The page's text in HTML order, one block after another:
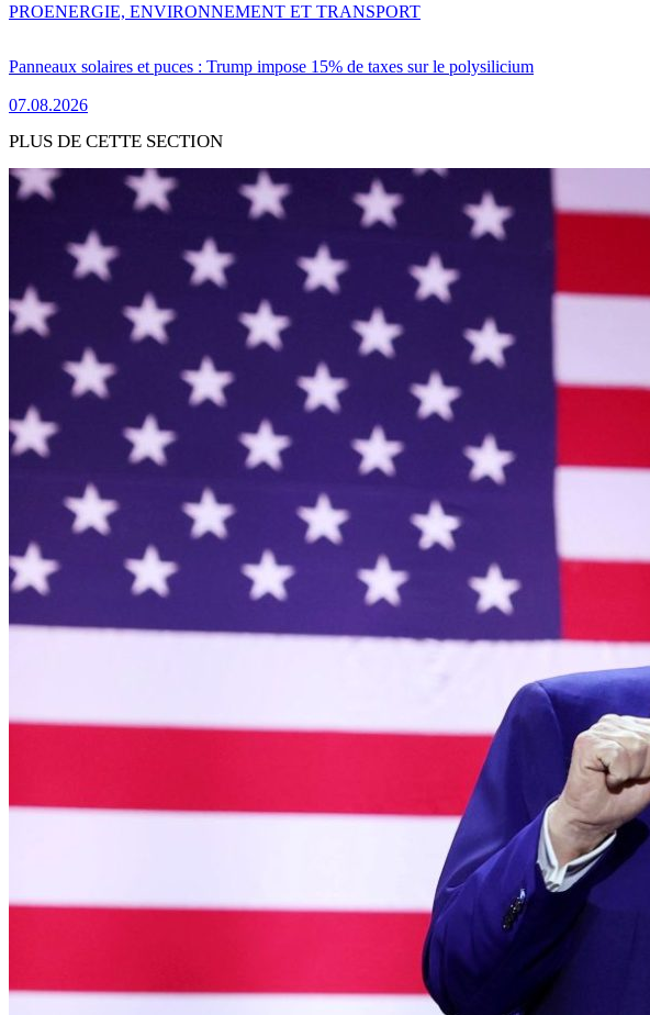
Panneaux solaires et puces : Trump impose 15% de taxes sur le polysilicium
07.08.2026
PROENERGIE, ENVIRONNEMENT ET TRANSPORT
PLUS DE CETTE SECTION